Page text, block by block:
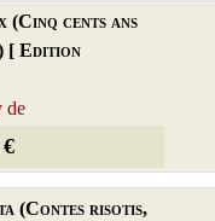
(Cinq cents ans
[ Edition
de
(Contes risotis,